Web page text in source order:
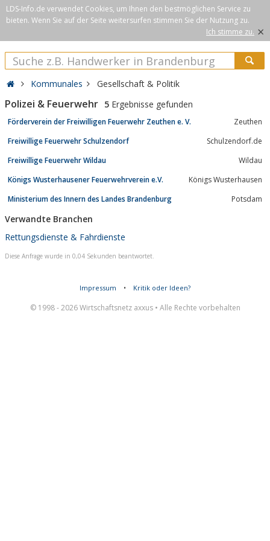
LDS-Info.de verwendet Cookies, um Ihnen den bestmöglichen Service zu
bieten. Wenn Sie auf der Seite weitersurfen stimmen Sie der Nutzung zu.
Ich stimme zu. ×
Kommunales Gesellschaft & Politik
Polizei & Feuerwehr 5 Ergebnisse gefunden
Förderverein der Freiwilligen Feuerwehr Zeuthen e. V.
Zeuthen
Freiwillige Feuerwehr Schulzendorf
Schulzendorf.de
Freiwillige Feuerwehr Wildau
Wildau
Königs Wusterhausener Feuerwehrverein e.V.
Königs Wusterhausen
Ministerium des Innern des Landes Brandenburg
Potsdam
Verwandte Branchen
Rettungsdienste & Fahrdienste
Diese Anfrage wurde in 0,04 Sekunden beantwortet.
Impressum • Kritik oder Ideen?
© 1998 - 2026 Wirtschaftsnetz axxus • Alle Rechte vorbehalten